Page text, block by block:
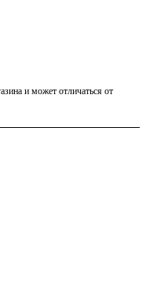
и может отличаться от